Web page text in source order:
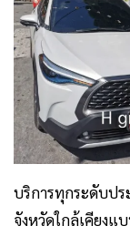
บริการทุกระดับปร
จังหวัดใกล้เคียงแบ